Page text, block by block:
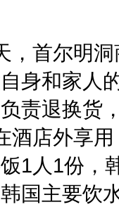
，首尔明
身和家人
责退换货
酒店外享
1人1份，
国主要饮